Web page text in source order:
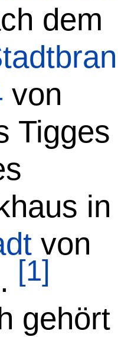
dem
von
Tigges
in
von
. [1]
gehört